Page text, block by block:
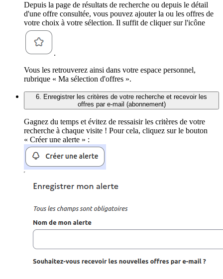
Depuis la page de résultats de recherche ou depuis le détail
d'une offre consultée, vous pouvez ajouter la ou les offres de
votre choix à votre sélection. Il suffit de cliquer sur l'icône
.
Vous les retrouverez ainsi dans votre espace personnel,
rubrique « Ma sélection d'offres ».
6. Enregistrer les critères de votre recherche et recevoir les
offres par e-mail (abonnement)
Gagnez du temps et évitez de ressaisir les critères de votre
recherche à chaque visite ! Pour cela, cliquez sur le bouton
« Créer une alerte » :